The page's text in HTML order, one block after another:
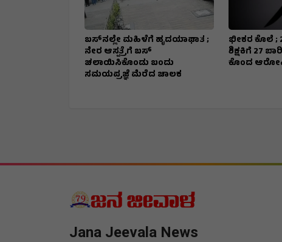
ಬಸ್‌ನಲ್ಲೇ ಮಹಿಳೆಗೆ ಹೃದಯಾಘಾತ ;
ನೇರ ಆಸ್ಪತ್ರೆಗೆ ಬಸ್‌
ಚಲಾಯಿಸಿಕೊಂಡು ಬಂದು
ಸಮಯಪ್ರಜ್ಞೆ ಮೆರೆದ ಚಾಲಕ
ಭೀಕರ ಕೊಲೆ ;
ಶಿಕ್ಷಕಿಗೆ 27
ಕೊಂದ
Jana Jeevala News